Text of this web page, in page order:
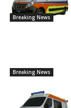
Breaking News
Breaking News